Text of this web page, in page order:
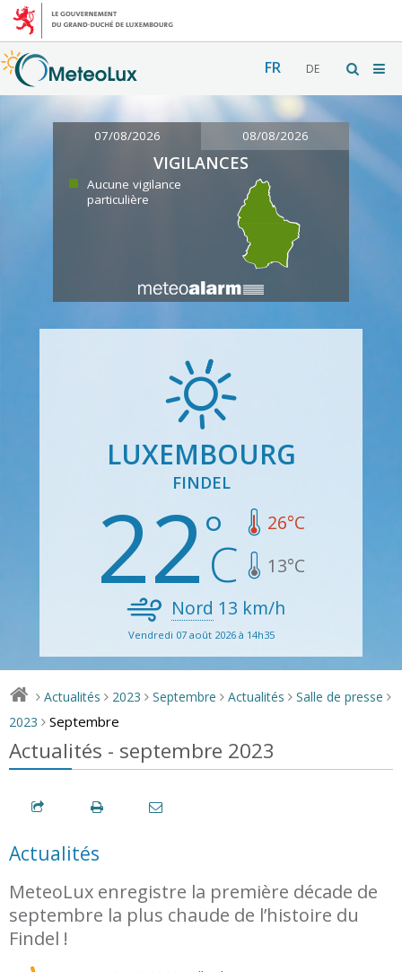
FR DE
07/08/2026 08/08/2026
VIGILANCES
Aucune vigilance
particulière
LUXEMBOURG
FINDEL
22 26°C
13°C
Nord 13 km/h
Vendredi 07 août 2026 à 14h35
> Actualités > 2023 > Septembre > Actualités > Salle de presse >
2023 > Septembre
Actualités - septembre 2023
Actualités
MeteoLux enregistre la première décade de
septembre la plus chaude de l’histoire du
Findel !